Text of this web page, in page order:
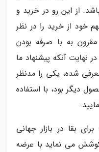
از این رو در خرید و
خود از خرید را در نظر
به با صرفه بودن
نهایت آنکه پیشنهاد ما
شده، یکی را مدنظر
دیگر بود، با استفاده
بقا در بازار جهانی
می نماید با عرضه